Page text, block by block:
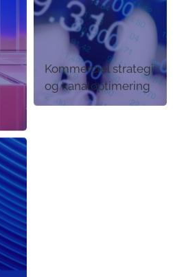
Kommerciel strategi
og kanaloptimering